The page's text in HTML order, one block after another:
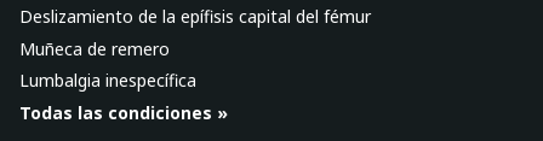
Deslizamiento de la epífisis capital del fémur
Muñeca de remero
Lumbalgia inespecífica
Todas las condiciones »